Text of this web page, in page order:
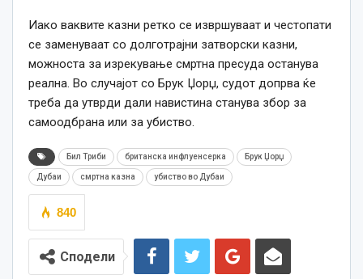
Иако ваквите казни ретко се извршуваат и честопати
се заменуваат со долготрајни затворски казни,
можноста за изрекување смртна пресуда останува
реална. Во случајот со Брук Џорџ, судот допрва ќе
треба да утврди дали навистина станува збор за
самоодбрана или за убиство.
Бил Триби британска инфлуенсерка Брук Џорџ
Дубаи смртна казна убиство во Дубаи
840
Сподели